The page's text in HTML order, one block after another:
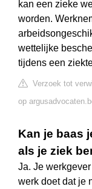
kan een zieke
worden.
wettelijke
tijdens een
Verzoek tot
op
Kan je baas
als je ziek
Ja. Je
werk doet dat je